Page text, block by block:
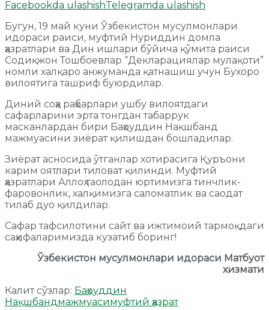
Facebookda ulashishTelegramda ulashish
Бугун, 19 май куни Ўзбекистон мусулмонлари
идораси раиси, муфтий Нуриддин домла
ҳазратлари ва Дин ишлари бўйича қўмита раиси
Содиқжон Тошбоевлар “Декларациялар мулақоти”
номли халқаро анжуманда қатнашиш учун Бухоро
вилоятига ташриф буюрдилар.
Диний соҳа раҳбарлари ушбу вилоятдаги
сафарларини эрта тонгдан табаррук
масканлардан бири Баҳоуддин Нақшбанд
мажмуасини зиёрат қилишдан бошладилар.
Зиёрат асносида ўтганлар хотирасига Қуръони
карим оятлари тиловат қилинди. Муфтий
ҳазратлари Аллоҳ таолодан юртимизга тинчлик-
фаровонлик, халқимизга саломатлик ва саодат
тилаб дуо қилдилар.
Сафар тафсилотини сайт ва ижтимоий тармоқдаги
саҳифаларимизда кузатиб боринг!
Ўзбекистон мусулмонлари идораси Матбуот
хизмати
Калит сўзлар: Баҳоуддин
Нақшбанд мажмуасимуфтий ҳазрат